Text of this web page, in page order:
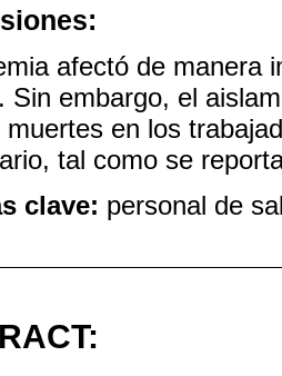
afectó de manera
Sin embargo, el
muertes en los
tal como se
clave: personal de